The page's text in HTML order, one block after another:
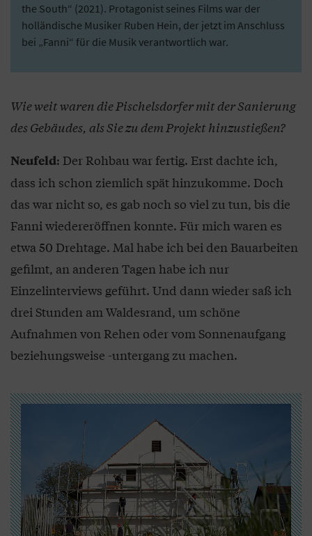
the South“ (2021). Protagonist seines Films war der
holländische Musiker Ruben Hein, der jetzt im Anschluss
bei „Fanni“ für die Musik verantwortlich war.
Wie weit waren die Pischelsdorfer mit der Sanierung
des Gebäudes, als Sie zu dem Projekt hinzustießen?
Neufeld: Der Rohbau war fertig. Erst dachte ich,
dass ich schon ziemlich spät hinzukomme. Doch
das war nicht so, es gab noch so viel zu tun, bis die
Fanni wiedereröffnen konnte. Für mich waren es
etwa 50 Drehtage. Mal habe ich bei den Bauarbeiten
gefilmt, an anderen Tagen habe ich nur
Einzelinterviews geführt. Und dann wieder saß ich
drei Stunden am Waldesrand, um schöne
Aufnahmen von Rehen oder vom Sonnenaufgang
beziehungsweise -untergang zu machen.